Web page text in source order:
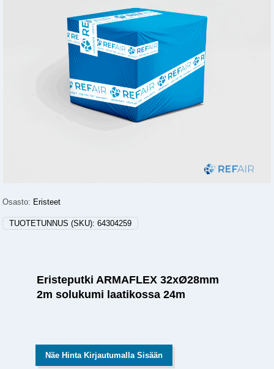
Osasto: Eristeet
TUOTETUNNUS (SKU):64304259
Eristeputki ARMAFLEX 32xØ28mm
2m solukumi laatikossa 24m
Näe Hinta Kirjautumalla Sisään